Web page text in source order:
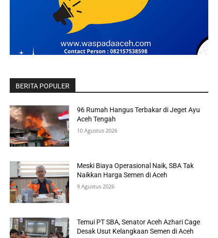
BERITA POPULER
96 Rumah Hangus Terbakar di Jeget Ayu
Aceh Tengah
10 Agustus 2026
Meski Biaya Operasional Naik, SBA Tak
Naikkan Harga Semen di Aceh
9 Agustus 2026
Temui PT SBA, Senator Aceh Azhari Cage
Desak Usut Kelangkaan Semen di Aceh